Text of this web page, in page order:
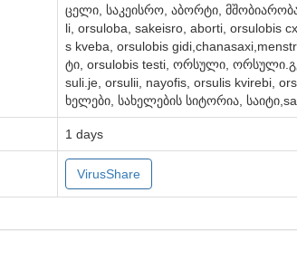
ცელი, საკეისრო, აბორტი,
li, orsuloba, sakeisro, aborti, orsulobis
s kveba, orsulobis
ტი, orsulobis testi, ორსული,
suli.je, orsulii, nayofis, orsulis kvirebi,
ხელები, სახელების სიტორია,
1 days
VirusShare